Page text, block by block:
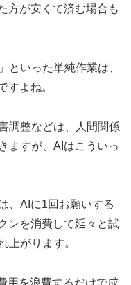
方が安くて済む場合も
といった単純作業は、
すよね。
調整などは、人間関係
ますが、AIはこういっ
、AIに1回お願いする
ンを消費して延々と試
上がります。
用を浪費するだけで成